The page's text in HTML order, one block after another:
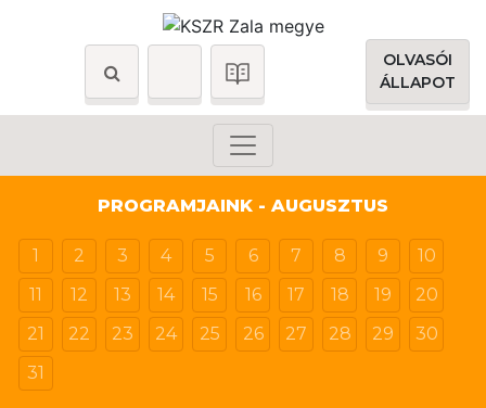
OLVASÓI
ÁLLAPOT
PROGRAMJAINK - AUGUSZTUS
1 2 3 4 5 6 7 8 9
10
11
12 13 14 15 16 17 18 19
20
21
22 23 24 25 26 27 28 29
30
31